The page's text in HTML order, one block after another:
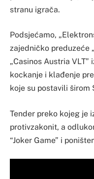
stranu igrača.
Podsjećamo,
zajedničko preduzeće
„Casinos Austria
kockanje i klađenje
koje su postavili širom
Tender preko kojeg je
protivzakonit, a
“Joker Game” i